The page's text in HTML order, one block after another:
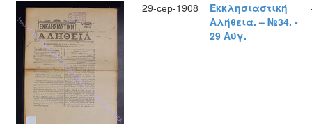
29-сер-1908
Εκκλησιαστική
Αλήθεια. – №34. -
29 Αύγ.